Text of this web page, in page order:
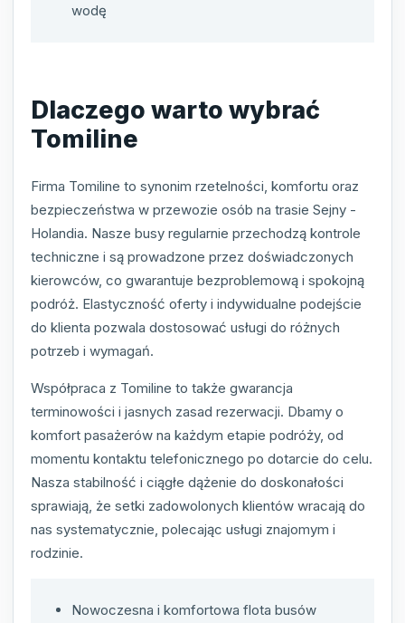
wodę
Dlaczego warto wybrać
Tomiline
Firma Tomiline to synonim rzetelności, komfortu oraz
bezpieczeństwa w przewozie osób na trasie Sejny -
Holandia. Nasze busy regularnie przechodzą kontrole
techniczne i są prowadzone przez doświadczonych
kierowców, co gwarantuje bezproblemową i spokojną
podróż. Elastyczność oferty i indywidualne podejście
do klienta pozwala dostosować usługi do różnych
potrzeb i wymagań.
Współpraca z Tomiline to także gwarancja
terminowości i jasnych zasad rezerwacji. Dbamy o
komfort pasażerów na każdym etapie podróży, od
momentu kontaktu telefonicznego po dotarcie do celu.
Nasza stabilność i ciągłe dążenie do doskonałości
sprawiają, że setki zadowolonych klientów wracają do
nas systematycznie, polecając usługi znajomym i
rodzinie.
Nowoczesna i komfortowa flota busów